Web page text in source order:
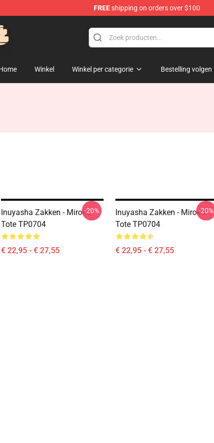
FREEshipping on orders over $100
Shop
Winkel Winkel per categorie Bestelling volgen
Inuyasha Zakken - Miroku
Tote TP0704
€ 22,95 - € 27,55
-20%
Inuyasha Zakken - Miroku
Tote TP0704
€ 22,95 - € 27,55
-20%